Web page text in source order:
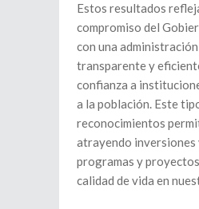
Estos resultados
compromiso del
con una
transparente y
confianza a
a la población. Este
reconocimientos
atrayendo
programas y
calidad de vida en